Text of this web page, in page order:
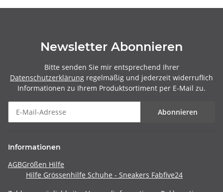
Newsletter Abonnieren
Bitte senden Sie mir entsprechend Ihrer
Datenschutzerklärung regelmäßig und jederzeit widerruflich
Informationen zu Ihrem Produktsortiment per E-Mail zu.
Abonnieren
Informationen
AGBGrößen Hilfe
Hilfe Grössenhilfe Schuhe - Sneakers Fabfive24